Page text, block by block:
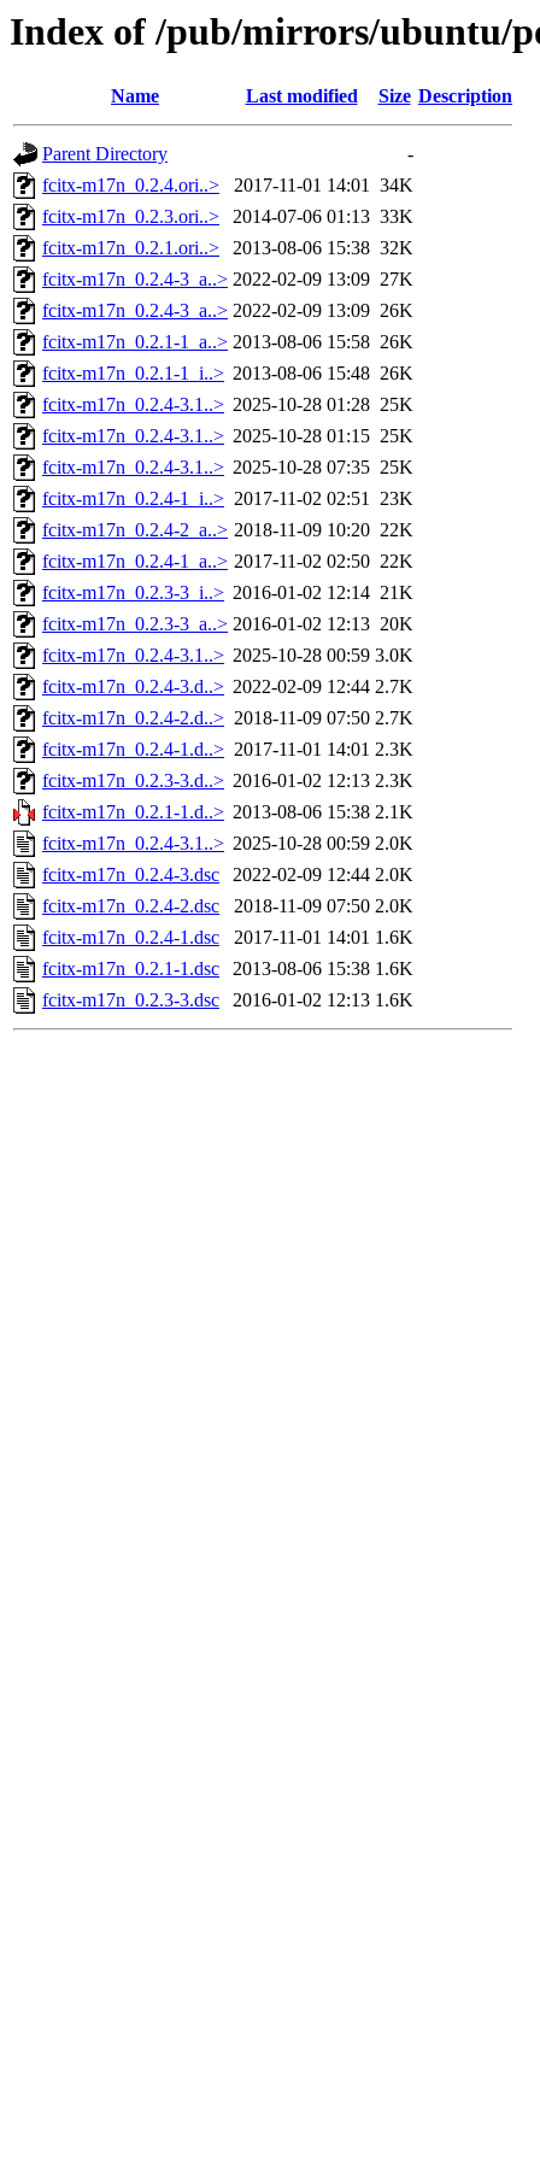
Index of /pub/mirrors/ubuntu/
Name Last modified Size Description
Parent Directory
-
fcitx-m17n_0.2.4.ori..>
2017-11-01 14:01 34K
fcitx-m17n_0.2.3.ori..>
2014-07-06 01:13 33K
fcitx-m17n_0.2.1.ori..>
2013-08-06 15:38 32K
fcitx-m17n_0.2.4-3_a..> 2022-02-09 13:09 27K
fcitx-m17n_0.2.4-3_a..> 2022-02-09 13:09 26K
fcitx-m17n_0.2.1-1_a..> 2013-08-06 15:58 26K
fcitx-m17n_0.2.1-1_i..> 2013-08-06 15:48 26K
fcitx-m17n_0.2.4-3.1..> 2025-10-28 01:28 25K
fcitx-m17n_0.2.4-3.1..> 2025-10-28 01:15 25K
fcitx-m17n_0.2.4-3.1..> 2025-10-28 07:35 25K
fcitx-m17n_0.2.4-1_i..> 2017-11-02 02:51 23K
fcitx-m17n_0.2.4-2_a..> 2018-11-09 10:20 22K
fcitx-m17n_0.2.4-1_a..> 2017-11-02 02:50 22K
fcitx-m17n_0.2.3-3_i..> 2016-01-02 12:14 21K
fcitx-m17n_0.2.3-3_a..> 2016-01-02 12:13 20K
fcitx-m17n_0.2.4-3.1..> 2025-10-28 00:59 3.0K
fcitx-m17n_0.2.4-3.d..> 2022-02-09 12:44 2.7K
fcitx-m17n_0.2.4-2.d..> 2018-11-09 07:50 2.7K
fcitx-m17n_0.2.4-1.d..> 2017-11-01 14:01 2.3K
fcitx-m17n_0.2.3-3.d..> 2016-01-02 12:13 2.3K
fcitx-m17n_0.2.1-1.d..> 2013-08-06 15:38 2.1K
fcitx-m17n_0.2.4-3.1..> 2025-10-28 00:59 2.0K
fcitx-m17n_0.2.4-3.dsc
2022-02-09 12:44 2.0K
fcitx-m17n_0.2.4-2.dsc
2018-11-09 07:50 2.0K
fcitx-m17n_0.2.4-1.dsc
2017-11-01 14:01 1.6K
fcitx-m17n_0.2.1-1.dsc
2013-08-06 15:38 1.6K
fcitx-m17n_0.2.3-3.dsc
2016-01-02 12:13 1.6K